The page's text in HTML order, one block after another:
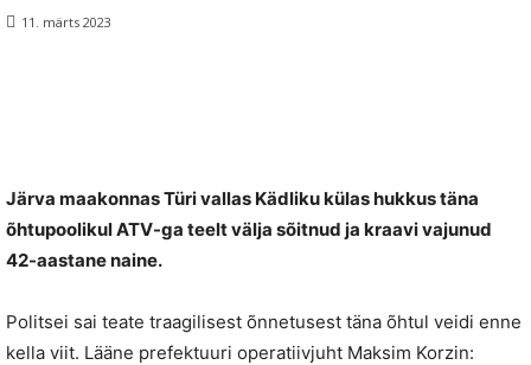
11. märts 2023
Järva maakonnas Türi vallas Kädliku külas hukkus täna
õhtupoolikul ATV-ga teelt välja sõitnud ja kraavi vajunud
42-aastane naine.
Politsei sai teate traagilisest õnnetusest täna õhtul veidi enne
kella viit. Lääne prefektuuri operatiivjuht Maksim Korzin: